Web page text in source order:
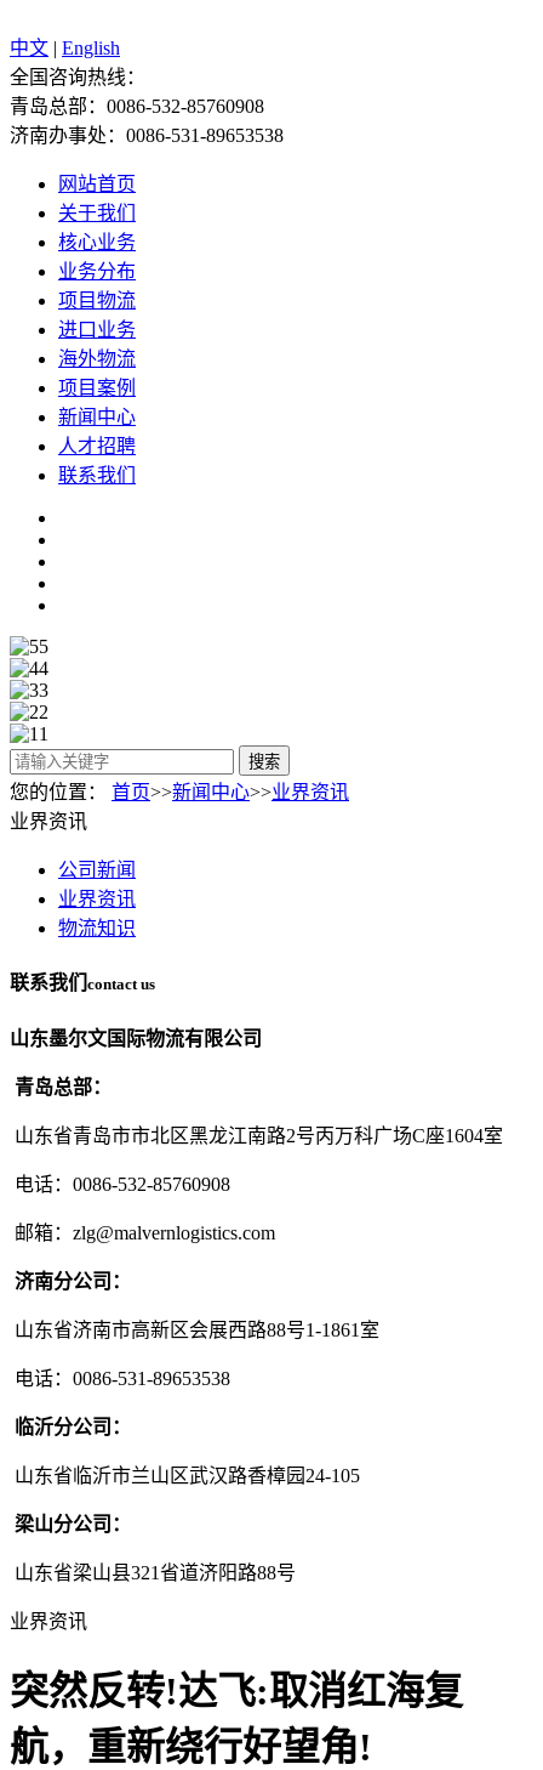
中文 | English
全国咨询热线：
青岛总部：0086-532-85760908
济南办事处：0086-531-89653538
网站首页
关于我们
核心业务
业务分布
项目物流
进口业务
海外物流
项目案例
新闻中心
人才招聘
联系我们
搜索
您的位置： 首页>>新闻中心>>业界资讯
业界资讯
公司新闻
业界资讯
物流知识
联系我们 contact us
山东墨尔文国际物流有限公司
青岛总部：
山东省青岛市市北区黑龙江南路2号丙万科广场C座1604室
电话：0086-532-85760908
邮箱：zlg@malvernlogistics.com
济南分公司：
山东省济南市高新区会展西路88号1-1861室
电话：0086-531-89653538
临沂分公司：
山东省临沂市兰山区武汉路香樟园24-105
梁山分公司：
山东省梁山县321省道济阳路88号
业界资讯
突然反转!达飞:取消红海复
航，重新绕行好望角!